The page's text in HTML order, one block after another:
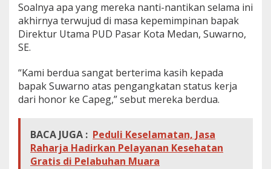
Soalnya apa yang mereka nanti-nantikan selama ini
akhirnya terwujud di masa kepemimpinan bapak
Direktur Utama PUD Pasar Kota Medan, Suwarno,
SE.
“Kami berdua sangat berterima kasih kepada
bapak Suwarno atas pengangkatan status kerja
dari honor ke Capeg,” sebut mereka berdua.
BACA JUGA : Peduli Keselamatan, Jasa
Raharja Hadirkan Pelayanan Kesehatan
Gratis di Pelabuhan Muara